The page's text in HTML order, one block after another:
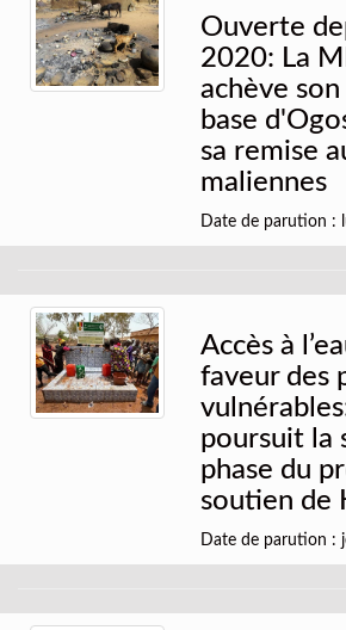
Ouverte
2020: La
achève
base
sa remise
maliennes
Date de parution :
Accès à
faveur des
poursuit la
phase du
soutien de
Date de parution :